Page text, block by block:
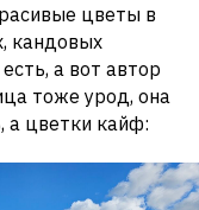
цветы в
кандовых
а вот автор
тоже урод, она
а цветки кайф: